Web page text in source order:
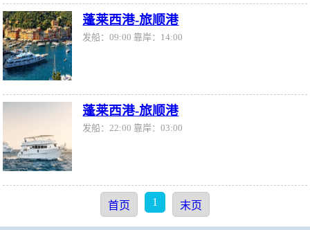
蓬莱西港-旅顺港
发船：09:00 靠岸：14:00
蓬莱西港-旅顺港
发船：22:00 靠岸：03:00
首页 1 末页